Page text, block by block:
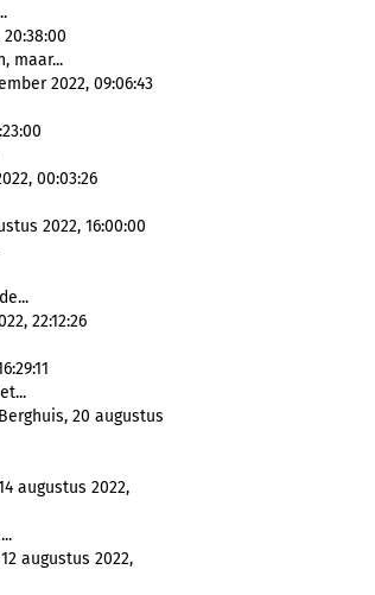
maar...
2022, 09:06:43
00:03:26
2022, 16:00:00
22:12:26
20 augustus
augustus 2022,
augustus 2022,